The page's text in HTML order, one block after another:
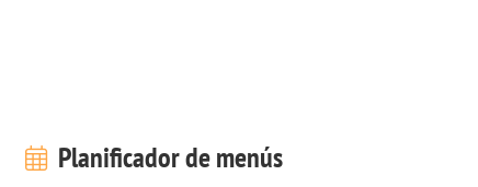
Planificador de menús